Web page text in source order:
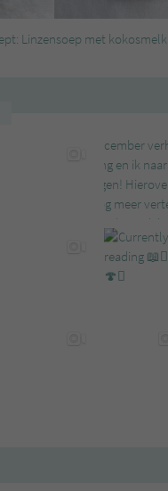
Linzensoep met kokosmelk